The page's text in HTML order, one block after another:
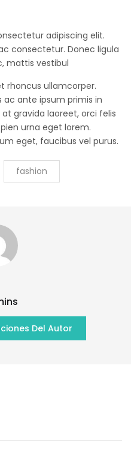
adipiscing elit.
consectetur. Donec ligula
mattis vestibul
rhoncus ullamcorper.
ante ipsum primis in
gravida laoreet, orci felis
urna eget lorem.
eget, faucibus vel purus.
fashion
Del Autor